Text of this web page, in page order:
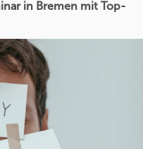
in Bremen mit Top-